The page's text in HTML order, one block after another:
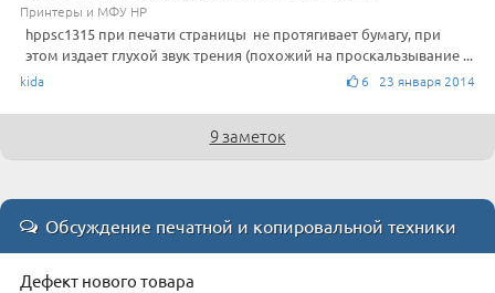
Принтеры и МФУ HP
hppsc1315 при печати страницы не протягивает бумагу, при
этом издает глухой звук трения (похожий на проскальзывание ...
kida 6 23 января 2014
9 заметок
Обсуждение печатной и копировальной техники
Дефект нового товара